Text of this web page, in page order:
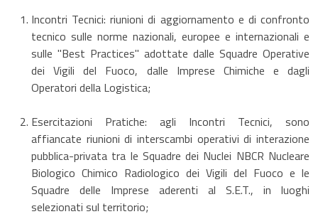
Incontri Tecnici: riunioni di aggiornamento e di confronto
tecnico sulle norme nazionali, europee e internazionali e
sulle "Best Practices" adottate dalle Squadre Operative
dei Vigili del Fuoco, dalle Imprese Chimiche e dagli
Operatori della Logistica;
Esercitazioni Pratiche: agli Incontri Tecnici, sono
affiancate riunioni di interscambi operativi di interazione
pubblica-privata tra le Squadre dei Nuclei NBCR Nucleare
Biologico Chimico Radiologico dei Vigili del Fuoco e le
Squadre delle Imprese aderenti al S.E.T., in luoghi
selezionati sul territorio;